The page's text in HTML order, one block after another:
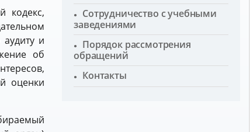
кодекс,
и
об
оценки
Сотрудничество с учебными
заведениями
Порядок рассмотрения
обращений
Контакты